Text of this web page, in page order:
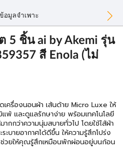
อมูลจำเพาะ
5 ชิ้น ai by Akemi รุ่น
สี Enola (ไม่
เครื่องนอนผ้า เส้นด้าย Micro Luxe ให้
พ้ และดูแลรักษาง่าย พร้อมเทคโนโลยี
กกว่าความนุ่มสบายทั่วไป โดยใช้ไส้ผ้า
ะบายอากาศได้ดีขึ้น ให้ความรู้สึกโปร่ง
ช่วยให้คุณรู้สึกเหมือนพักผ่อนอยู่บนก้อน